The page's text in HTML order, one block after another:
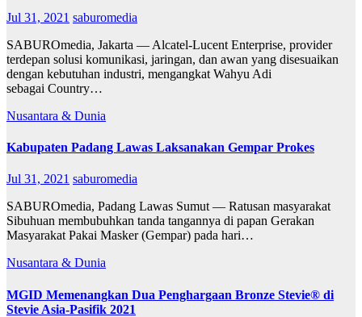
Jul 31, 2021 saburomedia
SABUROmedia, Jakarta — Alcatel-Lucent Enterprise, provider
terdepan solusi komunikasi, jaringan, dan awan yang disesuaikan
dengan kebutuhan industri, mengangkat Wahyu Adi
sebagai Country…
Nusantara & Dunia
Kabupaten Padang Lawas Laksanakan Gempar Prokes
Jul 31, 2021 saburomedia
SABUROmedia, Padang Lawas Sumut — Ratusan masyarakat
Sibuhuan membubuhkan tanda tangannya di papan Gerakan
Masyarakat Pakai Masker (Gempar) pada hari…
Nusantara & Dunia
MGID Memenangkan Dua Penghargaan Bronze Stevie® di
Stevie Asia-Pasifik 2021